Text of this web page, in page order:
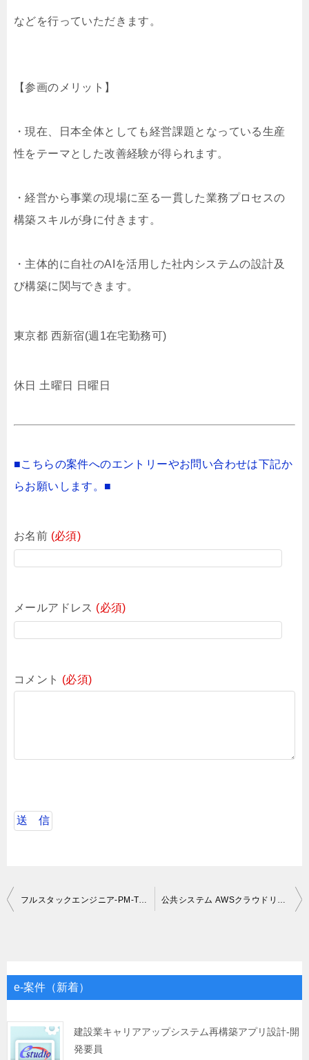
などを行っていただきます。
【参画のメリット】
・現在、日本全体としても経営課題となっている生産
性をテーマとした改善経験が得られます。
・経営から事業の現場に至る一貫した業務プロセスの
構築スキルが身に付きます。
・主体的に自社のAIを活用した社内システムの設計及
び構築に関与できます。
東京都 西新宿(週1在宅勤務可)
休日 土曜日 日曜日
■こちらの案件へのエントリーやお問い合わせは下記か
らお願いします。■
お名前 (必須)
メールアドレス (必須)
コメント (必須)
投
ゲ
シ
ョ
フルスタックエンジニア-PM-TL募集 公共システム AWSクラウドリフト
e-案件（新着）
建設業キャリアアップシステム再構築アプリ設計-開
発要員